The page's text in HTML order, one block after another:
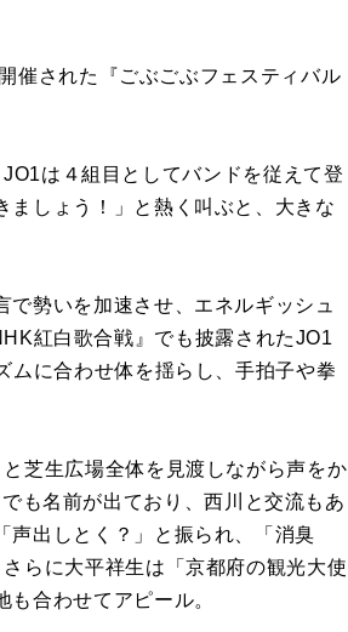
催された『ごぶごぶフェスティバル
は４組目としてバンドを従えて登
ましょう！」と熱く叫ぶと、大きな
勢いを加速させ、エネルギッシュ
紅白歌合戦』でも披露されたJO1
ムに合わせ体を揺らし、手拍子や拳
芝生広場全体を見渡しながら声をか
も名前が出ており、西川と交流もあ
声出しとく？」と振られ、「消臭
らに大平祥生は「京都府の観光大使
合わせてアピール。